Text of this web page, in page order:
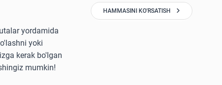
yordamida
yoki
kerak bo'lgan
mumkin!
HAMMASINI KO'RSATISH